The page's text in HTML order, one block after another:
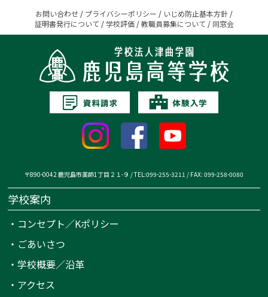
お問い合わせ / プライバシーポリシー / いじめ防止基本方針 /
証明書発行について / 学校評価/教職員募集について / 同窓会
〒890-0042 鹿児島市薬師1丁目２１-９ / TEL:099-255-3211 / FAX: 099-258-0080
学校案内
・ コンセプト／Kポリシー
・ ごあいさつ
・学校概要／沿革
・ アクセス